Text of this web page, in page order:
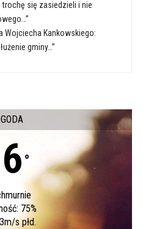
trochę się zasiedzieli i nie
Wojciecha Kankowskiego:
gminy…”
°
75%
s płd.